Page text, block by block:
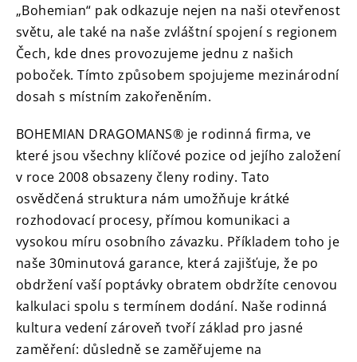
„Bohemian“ pak odkazuje nejen na naši otevřenost
světu, ale také na naše zvláštní spojení s regionem
Čech, kde dnes provozujeme jednu z našich
poboček. Tímto způsobem spojujeme mezinárodní
dosah s místním zakořeněním.
BOHEMIAN DRAGOMANS® je rodinná firma, ve
které jsou všechny klíčové pozice od jejího založení
v roce 2008 obsazeny členy rodiny. Tato
osvědčená struktura nám umožňuje krátké
rozhodovací procesy, přímou komunikaci a
vysokou míru osobního závazku. Příkladem toho je
naše 30minutová garance, která zajišťuje, že po
obdržení vaší poptávky obratem obdržíte cenovou
kalkulaci spolu s termínem dodání. Naše rodinná
kultura vedení zároveň tvoří základ pro jasné
zaměření: důsledně se zaměřujeme na